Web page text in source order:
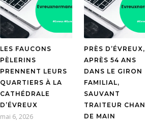
LES FAUCONS
PÈLERINS
PRENNENT LEURS
QUARTIERS À LA
CATHÉDRALE
D’ÉVREUX
mai 6, 2026
PRÈS D’ÉVREUX,
APRÈS 54 ANS
DANS LE GIRON
FAMILIAL,
SAUVANT
TRAITEUR
DE MAIN